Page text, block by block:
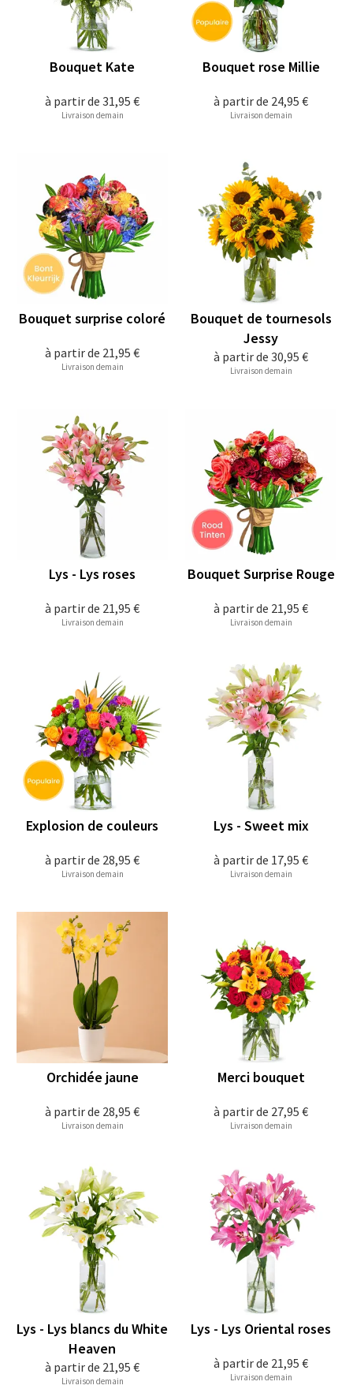
à partir de 31,95 €
Bouquet Kate
Livraison demain
à partir de 24,95 €
Bouquet rose Millie
Livraison demain
à partir de 21,95 €
Bouquet surprise coloré
Livraison demain
à partir de 30,95 €
Bouquet de tournesols
Jessy
Livraison demain
à partir de 21,95 €
Lys - Lys roses
Livraison demain
à partir de 21,95 €
Bouquet Surprise Rouge
Livraison demain
à partir de 28,95 €
Explosion de couleurs
Livraison demain
à partir de 17,95 €
Lys - Sweet mix
Livraison demain
à partir de 28,95 €
Orchidée jaune
Livraison demain
à partir de 27,95 €
Merci bouquet
Livraison demain
à partir de 21,95 €
Lys - Lys blancs du White
Heaven
Livraison demain
à partir de 21,95 €
Lys - Lys Oriental roses
Livraison demain